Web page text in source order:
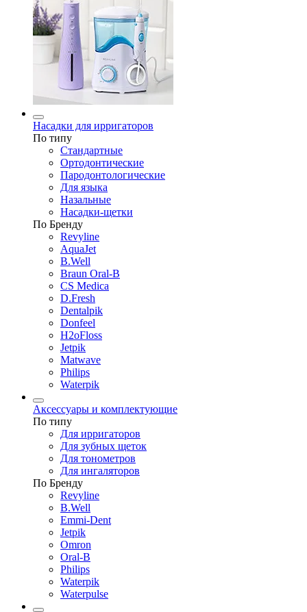
Насадки для ирригаторов
По типу
Стандартные
Ортодонтические
Пародонтологические
Для языка
Назальные
Насадки-щетки
По Бренду
Revyline
AquaJet
B.Well
Braun Oral-B
CS Medica
D.Fresh
Dentalpik
Donfeel
H2oFloss
Jetpik
Matwave
Philips
Waterpik
Аксессуары и комплектующие
По типу
Для ирригаторов
Для зубных щеток
Для тонометров
Для ингаляторов
По Бренду
Revyline
B.Well
Emmi-Dent
Jetpik
Omron
Oral-B
Philips
Waterpik
Waterpulse